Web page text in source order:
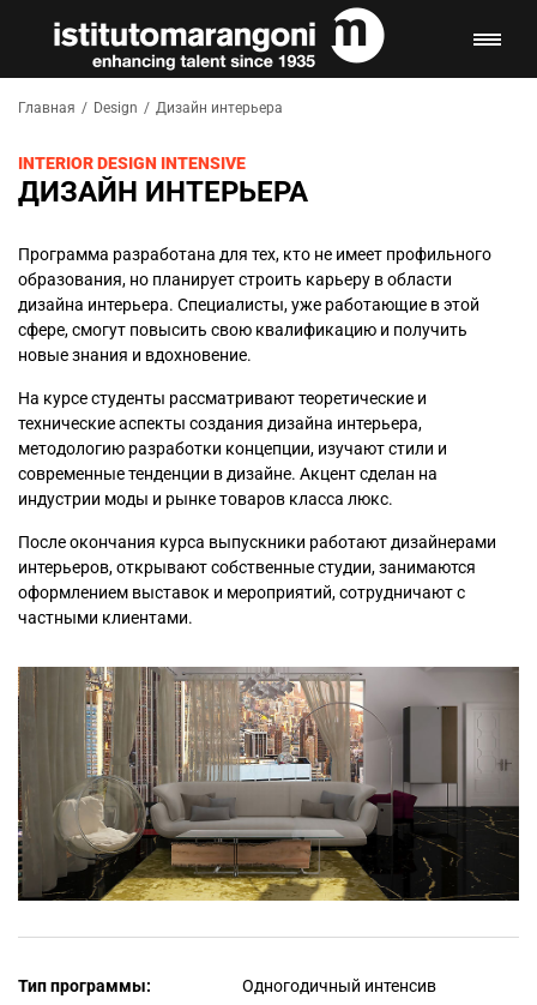
Главная / Design / Дизайн интерьера
INTERIOR DESIGN INTENSIVE
ДИЗАЙН ИНТЕРЬЕРА
Программа разработана для тех, кто не имеет профильного
образования, но планирует строить карьеру в области
дизайна интерьера. Специалисты, уже работающие в этой
сфере, смогут повысить свою квалификацию и получить
новые знания и вдохновение.
На курсе студенты рассматривают теоретические и
технические аспекты создания дизайна интерьера,
методологию разработки концепции, изучают стили и
современные тенденции в дизайне. Акцент сделан на
индустрии моды и рынке товаров класса люкс.
После окончания курса выпускники работают дизайнерами
интерьеров, открывают собственные студии, занимаются
оформлением выставок и мероприятий, сотрудничают с
частными клиентами.
Тип программы:
Одногодичный интенсив